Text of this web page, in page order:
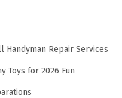
Handyman Repair Services
Toys for 2026 Fun